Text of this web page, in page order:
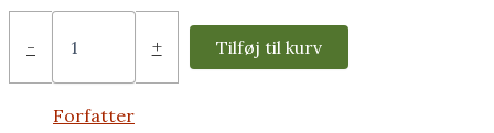
-
Thomas
Løvborg
+ Tilføj til kurv
Forfatter